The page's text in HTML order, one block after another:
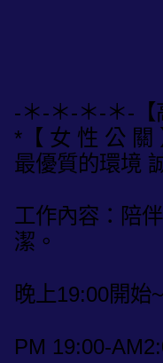
-＊-＊-＊-＊-
*【 女 性 公 關
最優質的環境
工作內容：陪
潔。
晚上19:00開始~
PM 19:00-